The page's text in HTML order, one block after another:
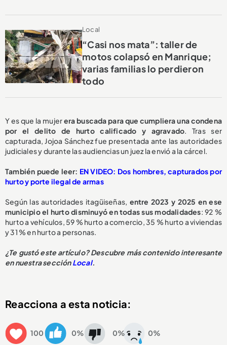
Local
“Casi nos mata”: taller de
motos colapsó en Manrique;
varias familias lo perdieron
todo
Y es que la mujerera buscada para que cumpliera una condena
por el delito de hurto calificado y agravado. Tras ser
capturada, Jojoa Sánchez fue presentada ante las autoridades
judiciales y durante las audiencias un juez la envió a la cárcel.
También puede leer: EN VIDEO: Dos hombres, capturados por
hurto y porte ilegal de armas
Según las autoridades itagüiseñas, entre 2023 y 2025 en ese
municipio el hurto disminuyó en todas sus modalidades: 92 %
hurto a vehículos, 59 % hurto a comercio, 35 % hurto a viviendas
y 31 % en hurto a personas.
¿Te gustó este artículo? Descubre más contenido interesante
en nuestra secciónLocal.
Reacciona a esta noticia:
100 0% 0% 0%